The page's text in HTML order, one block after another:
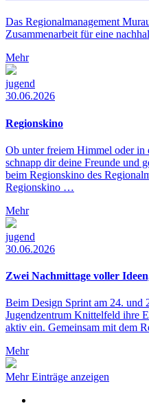
Das Regionalmanagement
Zusammenarbeit für eine
Mehr
jugend
30.06.2026
Regionskino
Ob unter freiem Himmel oder in
schnapp dir deine Freunde und
beim Regionskino des
Regionskino …
Mehr
jugend
30.06.2026
Zwei Nachmittage voller
Beim Design Sprint am 24. und
Jugendzentrum Knittelfeld ihre
aktiv ein. Gemeinsam mit dem
Mehr
Mehr Einträge anzeigen